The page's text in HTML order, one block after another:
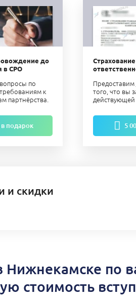
до
в СРО
по
к
партнёрства.
в подарок
того, что вы
5
и скидки
по
стоимость